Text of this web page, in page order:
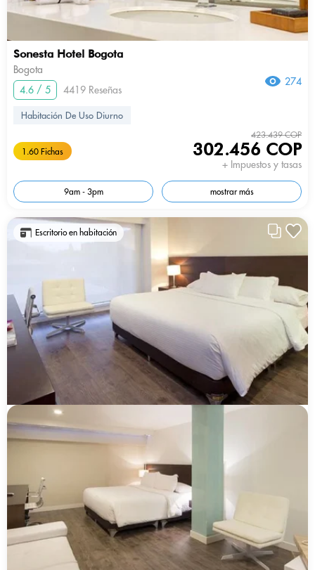
Sonesta Hotel Bogota
Bogota
4.6 / 5
4419 Reseñas
274
Habitación De Uso Diurno
1.60 Fichas
423.439 COP
302.456 COP
+ Impuestos y tasas
9am - 3pm mostrar más
Escritorio en habitación